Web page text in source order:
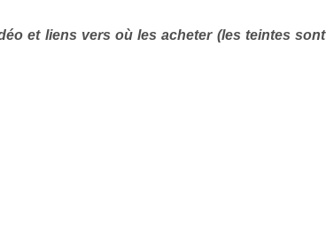
et liens vers où les acheter (les teintes